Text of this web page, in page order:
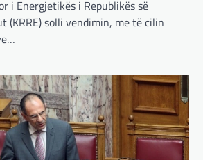
i Energjetikës i Republikës së
(KRRE) solli vendimin, me të cilin
,KRONIKË E ZEZË,LAJME,
TË FUNDIT
kryeministri i
Të vendosur për
e bashkëpunimit me
adminadmin March 4, 2025